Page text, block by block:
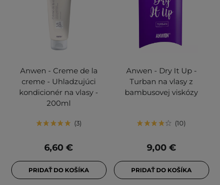
Anwen - Creme de la
creme - Uhladzujúci
kondicionér na vlasy -
200ml
3
6,60 €
PRIDAŤ DO KOŠÍKA
Anwen - Dry It Up -
Turban na vlasy z
bambusovej viskózy
10
9,00 €
PRIDAŤ DO KOŠÍKA